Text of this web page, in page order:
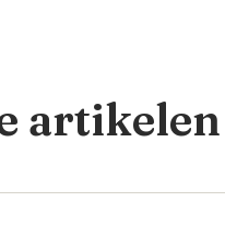
artikelen